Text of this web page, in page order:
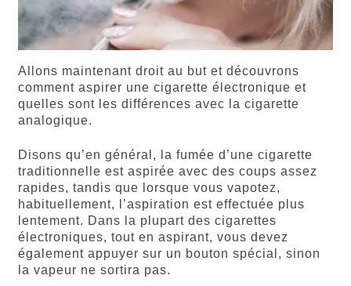
Allons maintenant droit au but et découvrons
comment aspirer une cigarette électronique et
quelles sont les différences avec la cigarette
analogique.
Disons qu’en général, la fumée d’une cigarette
traditionnelle est aspirée avec des coups assez
rapides, tandis que lorsque vous vapotez,
habituellement, l’aspiration est effectuée plus
lentement. Dans la plupart des cigarettes
électroniques, tout en aspirant, vous devez
également appuyer sur un bouton spécial, sinon
la vapeur ne sortira pas.